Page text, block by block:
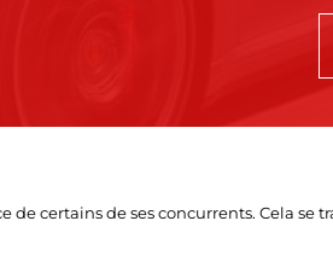
de certains de ses concurrents. Cela